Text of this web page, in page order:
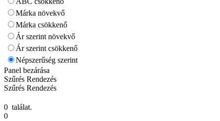
Márka növekvő
Márka csökkenő
Ár szerint növekvő
Ár szerint csökkenő
Népszerűség szerint
Panel bezárása
Szűrés Rendezés
Szűrés Rendezés
0 találat.
0